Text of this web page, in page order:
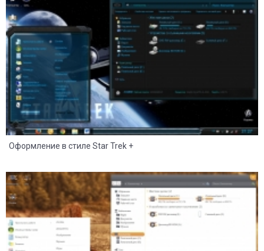
54 26
Оформление в стиле Star Trek +
22